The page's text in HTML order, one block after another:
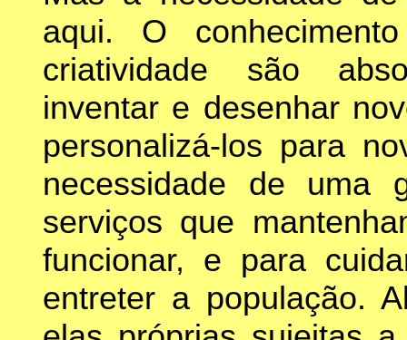
aqui. O
criatividade são
inventar e desenhar
personalizá-los para
necessidade de uma
serviços que
funcionar, e para
entreter a população.